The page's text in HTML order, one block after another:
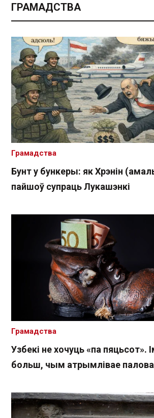
ГРАМАДСТВА
Бунт у бункеры: як Хрэнін
пайшоў супраць Лукашэнкі
Грамадства
Узбекі не хочуць «па пяцьсот».
больш, чым атрымлівае палова
Грамадства